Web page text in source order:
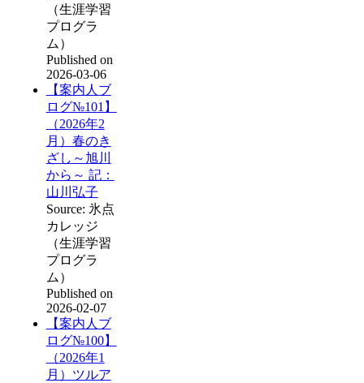
（生涯学習
プログラ
ム）
Published on
2026-03-06
【案内人ブ
ログ№101】
（2026年2
月）春のき
ざし～旭川
から～ 記：
山川弘子
Source: 氷点
カレッジ
（生涯学習
プログラ
ム）
Published on
2026-02-07
【案内人ブ
ログ№100】
（2026年1
月）ツルア